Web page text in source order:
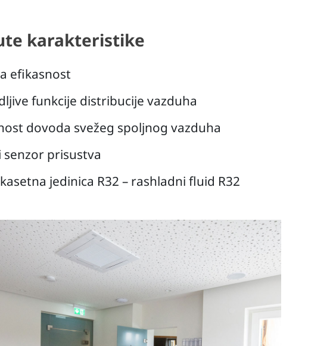
karakteristike
efikasnost
funkcije distribucije vazduha
dovoda svežeg spoljnog vazduha
senzor prisustva
kasetna jedinica R32 – rashladni fluid R32